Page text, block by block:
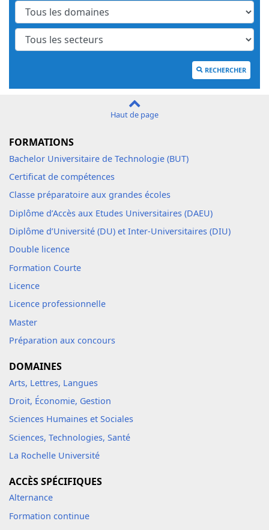
RECHERCHER
Haut de page
FORMATIONS
Bachelor Universitaire de Technologie (BUT)
Certificat de compétences
Classe préparatoire aux grandes écoles
Diplôme d’Accès aux Etudes Universitaires (DAEU)
Diplôme d’Université (DU) et Inter-Universitaires (DIU)
Double licence
Formation Courte
Licence
Licence professionnelle
Master
Préparation aux concours
DOMAINES
Arts, Lettres, Langues
Droit, Économie, Gestion
Sciences Humaines et Sociales
Sciences, Technologies, Santé
La Rochelle Université
ACCÈS SPÉCIFIQUES
Alternance
Formation continue